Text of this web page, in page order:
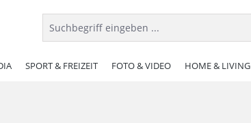
SPORT & FREIZEIT FOTO & VIDEO HOME & LIVING